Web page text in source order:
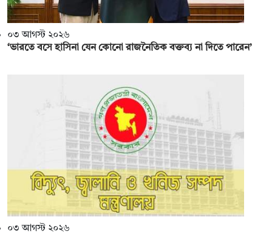
০৩ আগস্ট ২০২৬
‘ভারতে বসে হাসিনা যেন কোনো রাজনৈতিক বক্তব্য না দিতে পারেন’
০৩ আগস্ট ২০২৬